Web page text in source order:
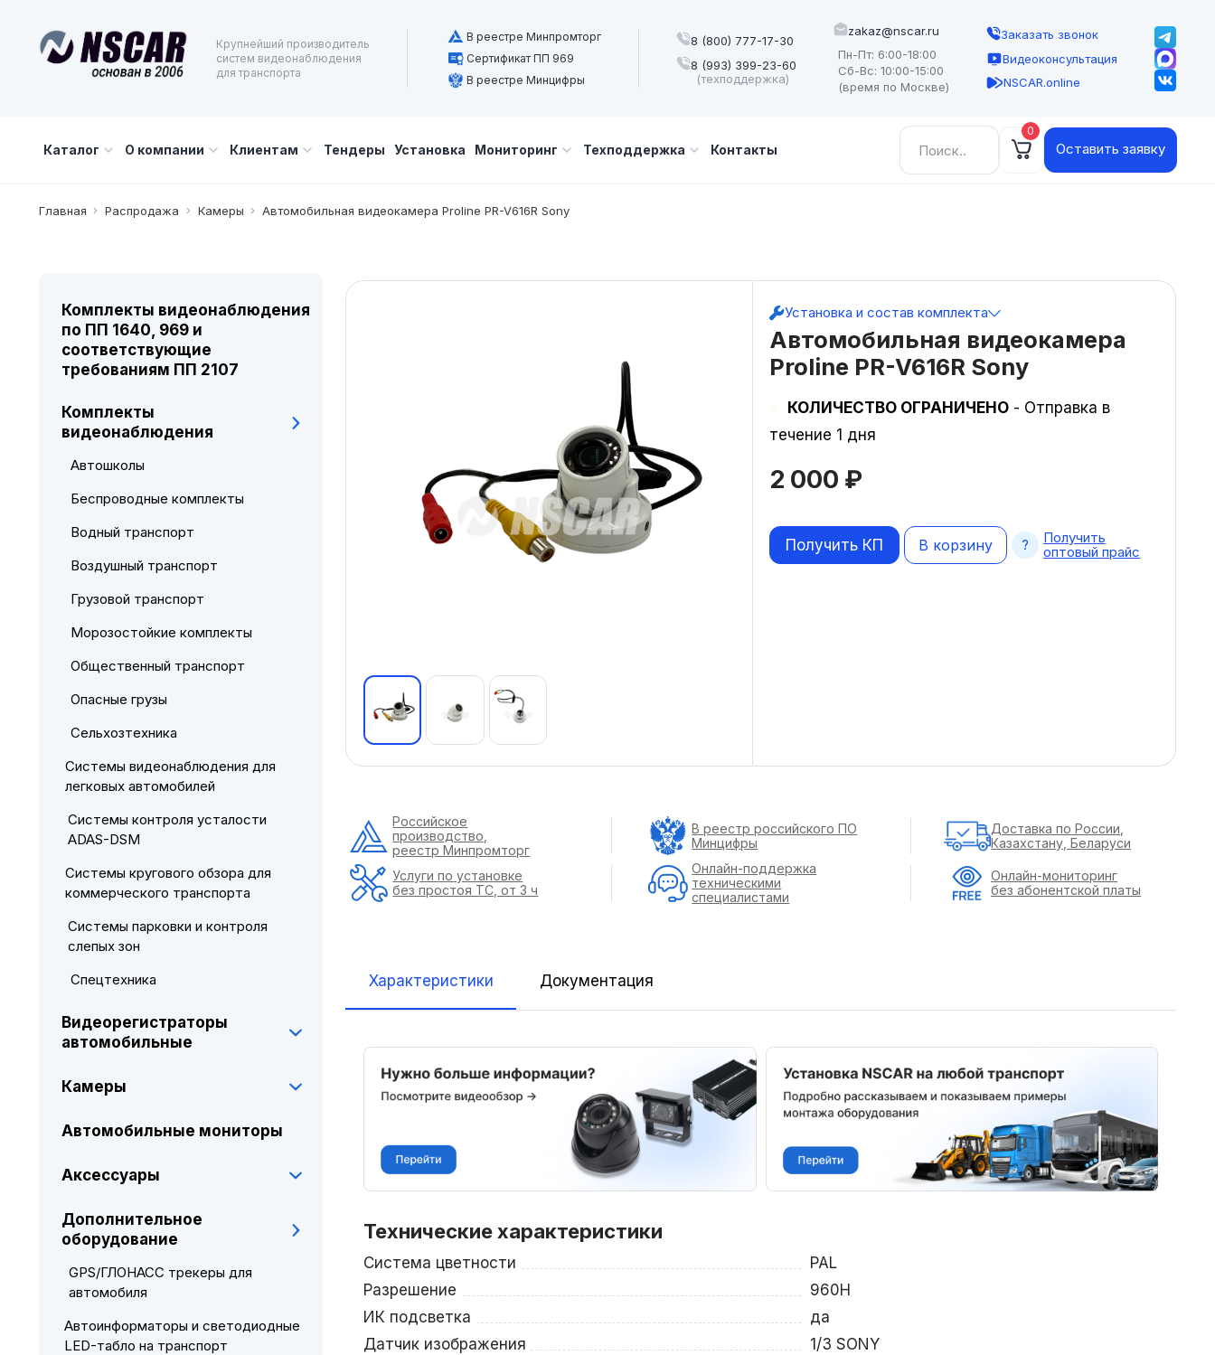
Крупнейший производитель
систем видеонаблюдения
для транспорта
В реестре Минпромторг
Сертификат ПП 969
В реестре Минцифры
8 (800) 777-17-30
8 (993) 399-23-60
(техподдержка)
zakaz@nscar.ru
Пн-Пт: 6:00-18:00
Сб-Вс: 10:00-15:00
(время по Москве)
Заказать звонок
Видеоконсультация
NSCAR.online
Каталог О компании Клиентам Тендеры Установка Мониторинг Техподдержка Контакты
Найти: 0
Оставить заявку
Главная Распродажа Камеры Автомобильная видеокамера Proline PR-V616R Sony
Автомобильная видеокамера
Proline PR-V616R Sony
2 000 ₽
КОЛИЧЕСТВО ОГРАНИЧЕНО - Отправка в
течение 1 дня
Установка и состав комплекта
В корзину
Получить КП
Получить
оптовый прайс
Характеристики Документация
Технические характеристики
Система цветности
PAL
Разрешение
960Н
ИК подсветка
да
Датчик изображения
1/3 SONY
Российское
производство,
реестр Минпромторг
В реестр российского ПО
Минцифры
Доставка по России,
Казахстану, Беларуси
Услуги по установке
без простоя ТС, от 3 ч
Онлайн-поддержка
техническими
специалистами
Онлайн-мониторинг
без абонентской платы
Комплекты видеонаблюдения
по ПП 1640, 969 и
соответствующие
требованиям ПП 2107
Комплекты
видеонаблюдения
Автошколы
Беспроводные комплекты
Водный транспорт
Воздушный транспорт
Грузовой транспорт
Морозостойкие комплекты
Общественный транспорт
Опасные грузы
Сельхозтехника
Системы видеонаблюдения для
легковых автомобилей
Системы контроля усталости
ADAS-DSM
Системы кругового обзора для
коммерческого транспорта
Системы парковки и контроля
слепых зон
Спецтехника
Видеорегистраторы
автомобильные
Камеры
Автомобильные мониторы
Аксессуары
Дополнительное
оборудование
GPS/ГЛОНАСС трекеры для
автомобиля
Автоинформаторы и светодиодные
LED-табло на транспорт